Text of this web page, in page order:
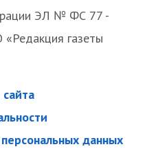
ЭЛ № ФС 77 -
газеты
данных